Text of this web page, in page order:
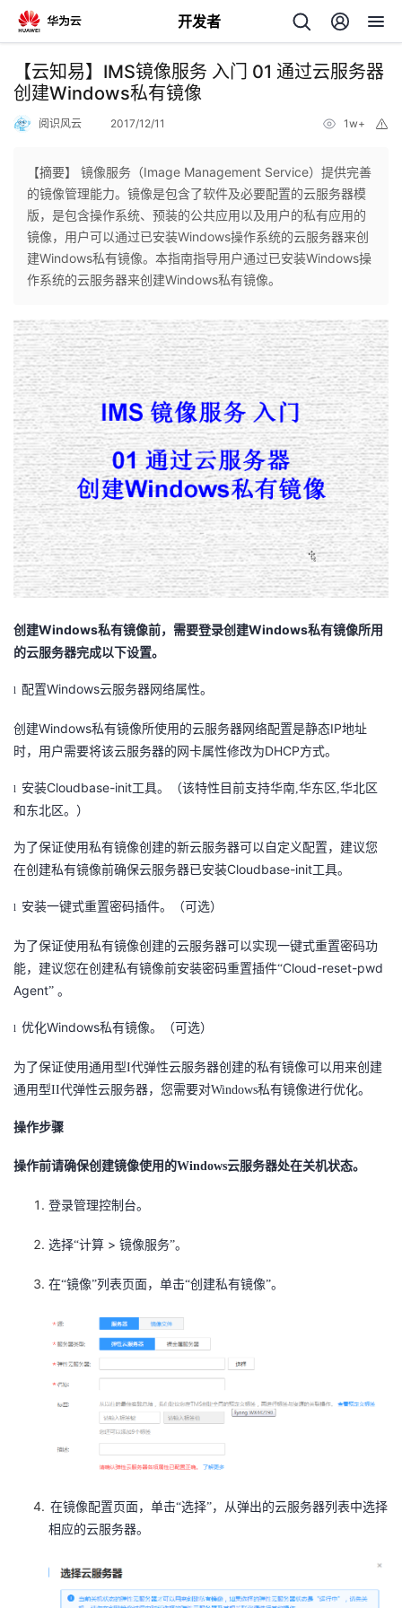
开发者
返
回
个
人
页
我
开
发
者
我
的
博
我
的
坛
我
圈
子
的
直
播
我
的
活
动
我
的
关
注
我
的
发
者
学
堂
的
课
程
我
的
认
我
的
我
我
Programs
的
支
持
我
技
术
支
持
的
云
声
建
【云知易】IMS镜像服务 入门 01 通过云服务器
创建Windows私有镜像
阅识风云 2017/12/11 1w+
【摘要】 镜像服务（Image Management Service）提供完善
的镜像管理能力。镜像是包含了软件及必要配置的云服务器模
版，是包含操作系统、预装的公共应用以及用户的私有应用的
镜像，用户可以通过已安装Windows操作系统的云服务器来创
建Windows私有镜像。本指南指导用户通过已安装Windows操
作系统的云服务器来创建Windows私有镜像。
创建Windows私有镜像前，需要登录创建Windows私有镜像所用
的云服务器完成以下设置。
l 配置Windows云服务器网络属性。
创建Windows私有镜像所使用的云服务器网络配置是静态IP地址
时，用户需要将该云服务器的网卡属性修改为DHCP方式。
l 安装Cloudbase-init工具。
（该特性目前支持华南,华东区,华北区
和东北区。）
为了保证使用私有镜像创建的新云服务器可以自定义配置，建议您
在创建私有镜像前确保云服务器已安装Cloudbase-init工具。
l 安装一键式重置密码插件。（可选）
为了保证使用私有镜像创建的云服务器可以实现一键式重置密码功
能，建议您在创建私有镜像前安装密码重置插件“Cloud-reset-pwd
Agent” 。
l 优化Windows私有镜像。（可选）
为了保证使用通用型I代弹性云服务器创建的私有镜像可以用来创建
通用型II代弹性云服务器，您需要对Windows私有镜像进行优化。
操作步骤
操作前请确保创建镜像使用的Windows云服务器处在关机状态。
登录管理控制台。
选择“计算 > 镜像服务”。
在“镜像”列表页面，单击“创建私有镜像”。
在镜像配置页面，单击“选择”，从弹出的云服务器列表中选择
相应的云服务器。